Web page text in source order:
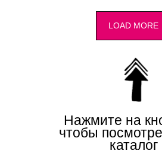
LOAD MORE
Нажмите на
чтобы
каталог